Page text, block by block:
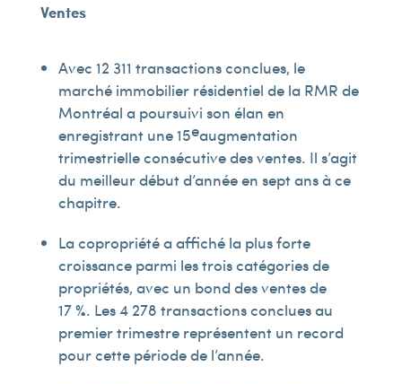
Ventes
Avec 12 311 transactions conclues, le
marché immobilier résidentiel de la RMR de
Montréal a poursuivi son élan en
enregistrant une 15eaugmentation
trimestrielle consécutive des ventes. Il s’agit
du meilleur début d’année en sept ans à ce
chapitre.
La copropriété a affiché la plus forte
croissance parmi les trois catégories de
propriétés, avec un bond des ventes de
17 %. Les 4 278 transactions conclues au
premier trimestre représentent un record
pour cette période de l’année.